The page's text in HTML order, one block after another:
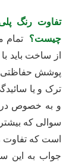
تفاوت رنگ
چیست؟
تمام
از ساخت باید
پوشش حفاظتی
ترک و یا
و به خصوص
سوالی که
است که تفاوت
جواب به این